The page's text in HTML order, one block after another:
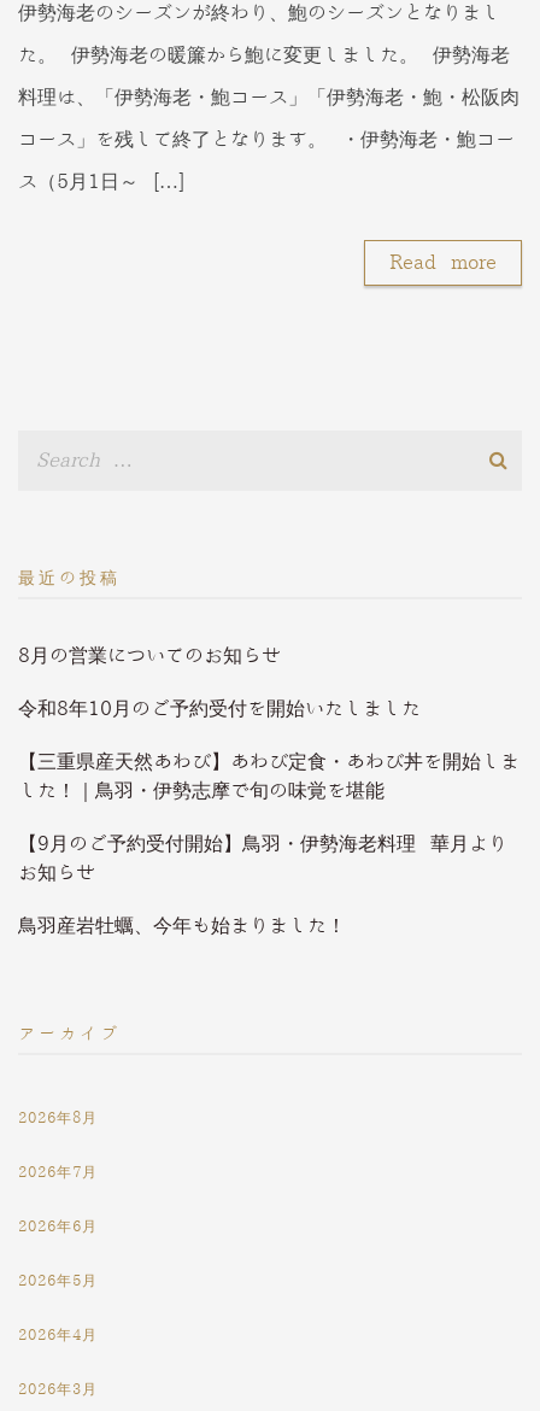
伊勢海老のシーズンが終わり、鮑のシーズンとなりまし
た。 伊勢海老の暖簾から鮑に変更しました。 伊勢海老
料理は、「伊勢海老・鮑コース」「伊勢海老・鮑・松阪肉
コース」を残して終了となります。 ・伊勢海老・鮑コー
ス（5月1日～ […]
Read more
最近の投稿
8月の営業についてのお知らせ
令和8年10月のご予約受付を開始いたしました
【三重県産天然あわび】あわび定食・あわび丼を開始しま
した！｜鳥羽・伊勢志摩で旬の味覚を堪能
【9月のご予約受付開始】鳥羽・伊勢海老料理 華月より
お知らせ
鳥羽産岩牡蠣、今年も始まりました！
アーカイブ
2026年8月
2026年7月
2026年6月
2026年5月
2026年4月
2026年3月